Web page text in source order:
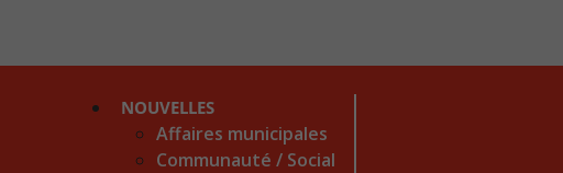
NOUVELLES
Affaires municipales
Communauté / Social